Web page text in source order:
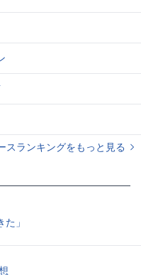
スランキングをもっと見る
」